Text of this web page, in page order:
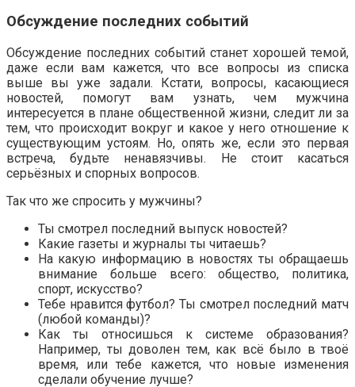
Обсуждение последних событий
Обсуждение последних событий станет хорошей темой,
даже если вам кажется, что все вопросы из списка
выше вы уже задали. Кстати, вопросы, касающиеся
новостей, помогут вам узнать, чем мужчина
интересуется в плане общественной жизни, следит ли за
тем, что происходит вокруг и какое у него отношение к
существующим устоям. Но, опять же, если это первая
встреча, будьте ненавязчивы. Не стоит касаться
серьёзных и спорных вопросов.
Так что же спросить у мужчины?
Ты смотрел последний выпуск новостей?
Какие газеты и журналы ты читаешь?
На какую информацию в новостях ты обращаешь
внимание больше всего: общество, политика,
спорт, искусство?
Тебе нравится футбол? Ты смотрел последний матч
(любой команды)?
Как ты относишься к системе образования?
Например, ты доволен тем, как всё было в твоё
время, или тебе кажется, что новые изменения
сделали обучение лучше?